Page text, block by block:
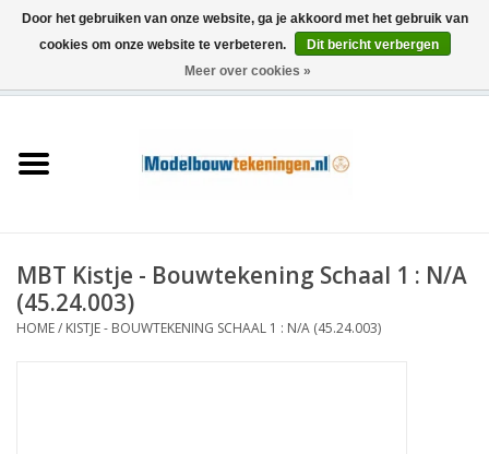
Schepen
Houtbouw
MBT Kistje - Bouwtekening Schaal 1 : N/A
(45.24.003)
HOME/ KISTJE - BOUWTEKENING SCHAAL 1 : N/A (45.24.003)
Door het gebruiken van onze website, ga je akkoord met het gebruik van
cookies om onze website te verbeteren.
Dit bericht verbergen
Meer over cookies »